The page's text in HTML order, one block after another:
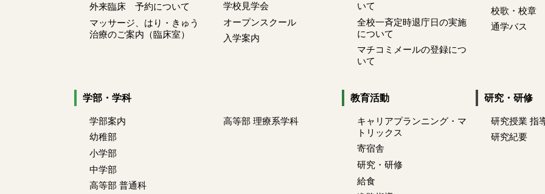
外来臨床 予約について
マッサージ、はり・きゅう
治療のご案内（臨床室）
学校見学会
オープンスクール
入学案内
いて
全校一斉定時退庁日の実施
について
マチコミメールの登録につ
いて
校歌・校章
通学バス
学部・学科
学部案内
幼稚部
小学部
中学部
高等部 普通科
高等部 理療系学科
教育活動
キャリアプランニング・マ
トリックス
寄宿舎
研究・研修
給食
研究・研修
研究授業 指
研究紀要